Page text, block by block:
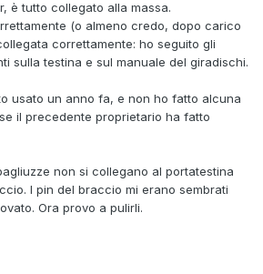
è tutto collegato alla massa.
(o almeno credo, dopo carico
correttamente: ho seguito gli
sulla testina e sul manuale del giradischi.
usato un anno fa, e non ho fatto alcuna
il precedente proprietario ha fatto
non si collegano al portatestina
I pin del braccio mi erano sembrati
Ora provo a pulirli.